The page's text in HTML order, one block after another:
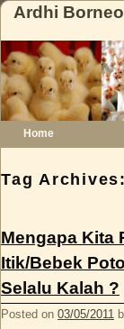
Ardhi
Home
Tag Archives:
Mengapa Kita
Itik/Bebek
Selalu Kalah ?
Posted on 03/05/2011